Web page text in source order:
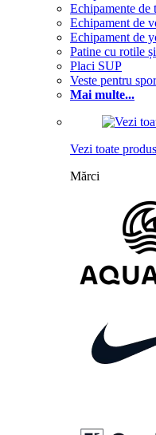
Echipamente de
Echipament de
Echipament de
Patine cu rotile
Placi SUP
Veste pentru
Mai multe...
Vezi toate
Mărci